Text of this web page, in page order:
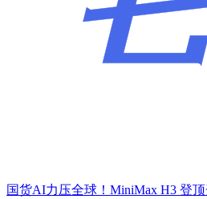
国货AI力压全球！MiniMax H3 登